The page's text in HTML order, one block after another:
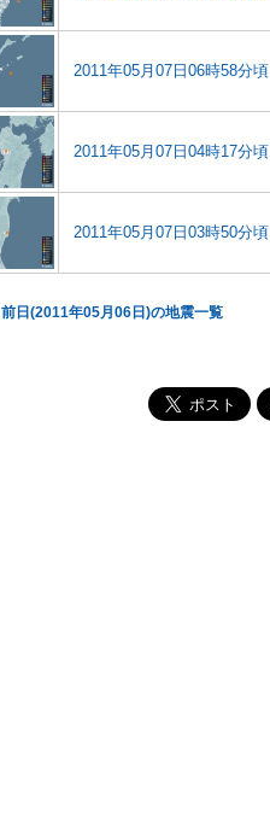
2011年05月07日06時58分頃
2011年05月07日04時17分頃
2011年05月07日03時50分頃
前日(2011年05月06日)の地震一覧